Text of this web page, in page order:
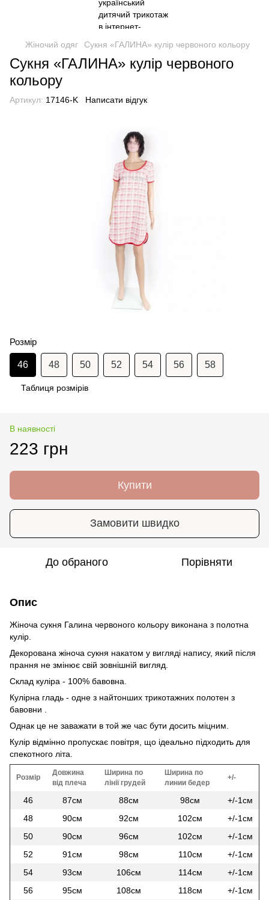
Жіночий одяг Сукня «ГАЛИНА» кулір червоного кольору
Сукня «ГАЛИНА» кулір червоного
кольору
Артикул: 17146-K Написати відгук
Розмір
46 48 50 52 54 56 58
Таблиця розмірів
В наявності
223 грн
Купити
Замовити швидко
До обраного Порівняти
Опис
Жіноча сукня Галина червоного кольору виконана з полотна
кулір.
Декорована жіноча сукня накатом у вигляді напису, який після
прання не змінює свій зовнішній вигляд.
Склад куліра - 100% бавовна.
Кулірна гладь - одне з найтонших трикотажних полотен з
бавовни .
Однак це не заважати в той же час бути досить міцним.
Кулір відмінно пропускає повітря, що ідеально підходить для
спекотного літа.
Розмір
Довжина
від плеча
Ширина по
лінії грудей
Ширина по
линии бедер
+/-
46 87см 88см 98см
+/-1см
48
90см 92см 102см
+/-1см
50
90см 96см 102см
+/-1см
52
91см 98см 110см
+/-1см
54
93см 106см 114см
+/-1см
56
95см 108см 118см
+/-1см